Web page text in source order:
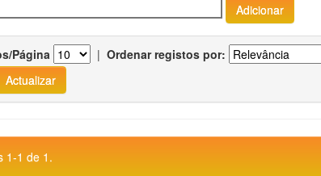
Página | Ordenar registos por:
1-1 de 1.